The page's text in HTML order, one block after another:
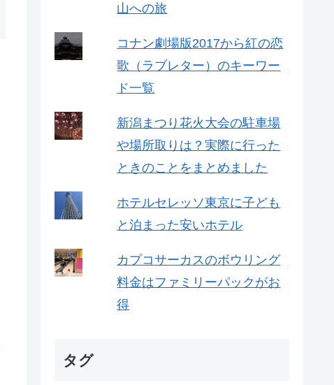
山への旅
コナン劇場版2017から紅の恋
歌（ラブレター）のキーワー
ド一覧
新潟まつり花火大会の駐車場
や場所取りは？実際に行った
ときのことをまとめました
ホテルセレッソ東京に子ども
と泊まった安いホテル
カプコサーカスのボウリング
料金はファミリーパックがお
得
タグ